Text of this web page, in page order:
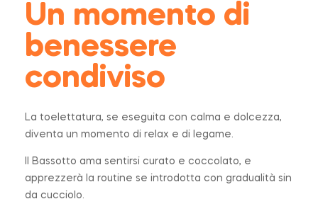
Un momento di
benessere
condiviso
La toelettatura, se eseguita con calma e dolcezza,
diventa un momento di relax e di legame.
Il Bassotto ama sentirsi curato e coccolato, e
apprezzerà la routine se introdotta con gradualità sin
da cucciolo.